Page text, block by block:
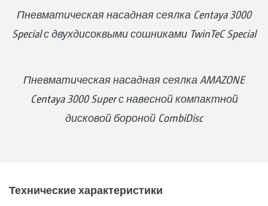
Пневматическая насадная сеялка Centaya 3000
Special с двухдисоквыми сошниками TwinTeC Special
Пневматическая насадная сеялка AMAZONE
Centaya 3000 Super с навесной компактной
дисковой бороной CombiDisc
Технические характеристики